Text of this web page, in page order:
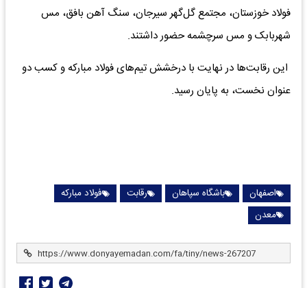
فولاد خوزستان، مجتمع گل‌گهر سیرجان، سنگ آهن بافق، مس
شهربابک و مس سرچشمه حضور داشتند.
این رقابت‌ها در نهایت با درخشش تیم‌های فولاد مبارکه و کسب دو
عنوان نخست، به پایان رسید.
اصفهان باشگاه سپاهان رقابت
فولاد مبارکه
معدن